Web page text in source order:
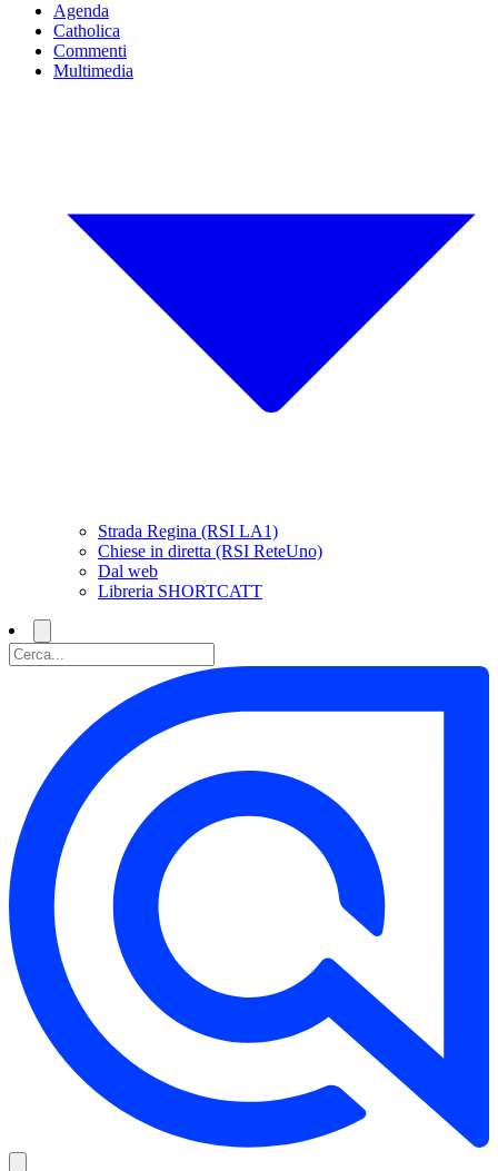
Agenda
Catholica
Commenti
Multimedia
Strada Regina (RSI LA1)
Chiese in diretta (RSI ReteUno)
Dal web
Libreria SHORTCATT